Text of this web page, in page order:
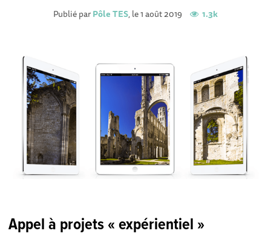
Publié parPôle TES, le 1 août 2019 1.3k
Appel à projets « expérientiel »